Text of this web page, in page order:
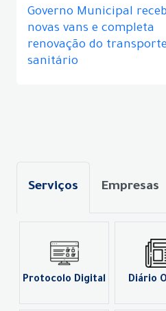
Governo Municipal
novas vans e completa
renovação do transporte
sanitário
Serviços Empresas
Protocolo Digital Diário